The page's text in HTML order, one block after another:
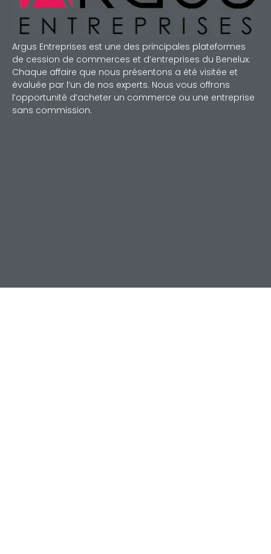
Argus Entreprises est une des principales plateformes
de cession de commerces et d’entreprises du Benelux.
Chaque affaire que nous présentons a été visitée et
évaluée par l’un de nos experts. Nous vous offrons
l’opportunité d’acheter un commerce ou une entreprise
sans commission.